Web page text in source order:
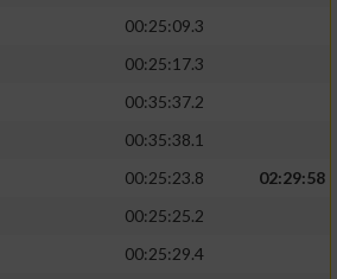
00:25:09.3
00:25:17.3
00:35:37.2
00:35:38.1
00:25:23.8
02:29:58
00:25:25.2
00:25:29.4